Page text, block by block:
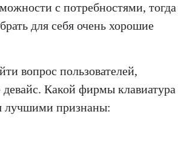
с потребностями, тогда
для себя очень хорошие
вопрос пользователей,
Какой фирмы клавиатура
лучшими признаны: